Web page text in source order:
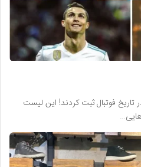
تاریخ فوتبال ثبت کردند! این لیست